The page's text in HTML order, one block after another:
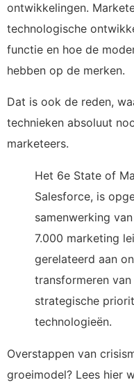
ontwikkelingen.
technologische
functie en hoe de
hebben op de merken.
Dat is ook de reden,
technieken absoluut
marketeers.
Het 6e State of
Salesforce, is
samenwerking
7.000 marketing
gerelateerd aan
transformeren
strategische
technologieën.
Overstappen van
groeimodel? Lees hier